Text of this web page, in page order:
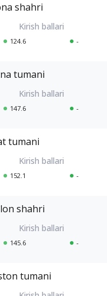
shahri
124.6 -
tumani
147.6 -
tumani
152.1 -
shahri
145.6 -
tumani